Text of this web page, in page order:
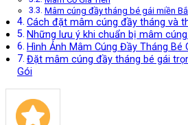
Mâm cúng đầy tháng bé gái miền
Cách đặt mâm cúng đầy tháng và
Những lưu ý khi chuẩn bị mâm
Hình Ảnh Mâm Cúng Đầy Tháng Bé
Đặt mâm cúng đầy tháng bé gái
Gói